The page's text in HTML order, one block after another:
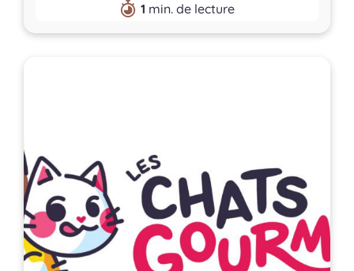
1 min. de lecture